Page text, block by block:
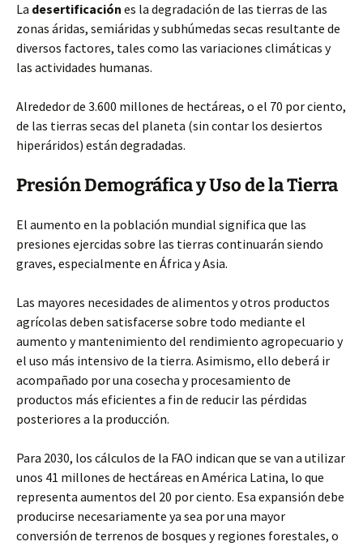
La desertificación es la degradación de las tierras de las
zonas áridas, semiáridas y subhúmedas secas resultante de
diversos factores, tales como las variaciones climáticas y
las actividades humanas.
Alrededor de 3.600 millones de hectáreas, o el 70 por ciento,
de las tierras secas del planeta (sin contar los desiertos
hiperáridos) están degradadas.
Presión Demográfica y Uso de la Tierra
El aumento en la población mundial significa que las
presiones ejercidas sobre las tierras continuarán siendo
graves, especialmente en África y Asia.
Las mayores necesidades de alimentos y otros productos
agrícolas deben satisfacerse sobre todo mediante el
aumento y mantenimiento del rendimiento agropecuario y
el uso más intensivo de la tierra. Asimismo, ello deberá ir
acompañado por una cosecha y procesamiento de
productos más eficientes a fin de reducir las pérdidas
posteriores a la producción.
Para 2030, los cálculos de la FAO indican que se van a utilizar
unos 41 millones de hectáreas en América Latina, lo que
representa aumentos del 20 por ciento. Esa expansión debe
producirse necesariamente ya sea por una mayor
conversión de terrenos de bosques y regiones forestales, o